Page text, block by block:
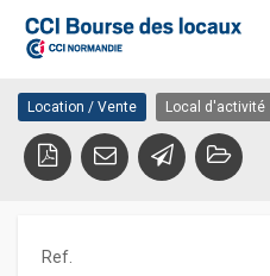
contenu
d’activité
ROYAL
14123 CORMELLES-LE-
Location / Vente Local d'activité
Ref.